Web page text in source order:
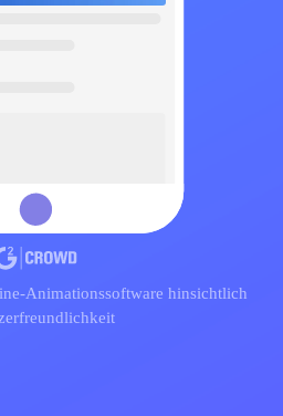
Animationssoftware hinsichtlich